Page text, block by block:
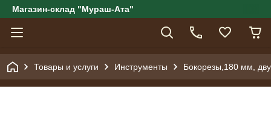
Магазин-склад "Мураш-Ата"
Товары и услуги Инструменты Бокорезы,180 мм,